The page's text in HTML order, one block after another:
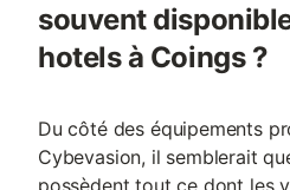
souvent
hotels à Coings ?
Du côté des équipements
Cybevasion, il semblerait
possèdent tout ce dont les